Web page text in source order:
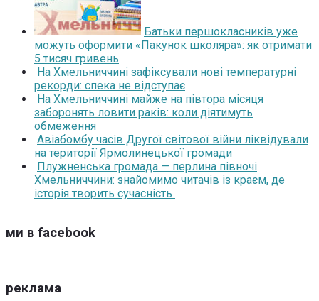
Батьки першокласників уже
можуть оформити «Пакунок школяра»: як отримати
5 тисяч гривень
На Хмельниччині зафіксували нові температурні
рекорди: спека не відступає
На Хмельниччині майже на півтора місяця
заборонять ловити раків: коли діятимуть
обмеження
Авіабомбу часів Другої світової війни ліквідували
на території Ярмолинецької громади
Плужненська громада — перлина півночі
Хмельниччини: знайомимо читачів із краєм, де
історія творить сучасність
ми в facebook
реклама